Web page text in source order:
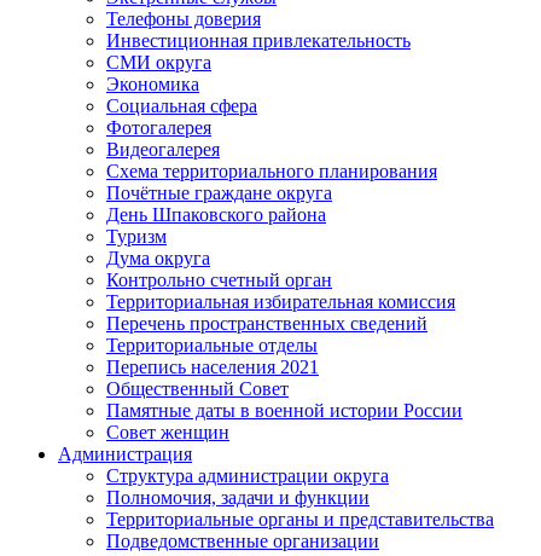
Телефоны доверия
Инвестиционная привлекательность
СМИ округа
Экономика
Социальная сфера
Фотогалерея
Видеогалерея
Схема территориального планирования
Почётные граждане округа
День Шпаковского района
Туризм
Дума округа
Контрольно счетный орган
Территориальная избирательная комиссия
Перечень пространственных сведений
Территориальные отделы
Перепись населения 2021
Общественный Совет
Памятные даты в военной истории России
Совет женщин
Администрация
Структура администрации округа
Полномочия, задачи и функции
Территориальные органы и представительства
Подведомственные организации